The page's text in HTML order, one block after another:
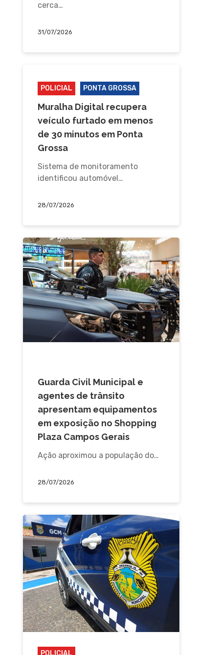
cerca…
31/07/2026
POLICIAL PONTA GROSSA
Muralha Digital recupera
veículo furtado em menos
de 30 minutos em Ponta
Grossa
Sistema de monitoramento
identificou automóvel…
28/07/2026
Guarda Civil Municipal e
agentes de trânsito
apresentam equipamentos
em exposição no Shopping
Plaza Campos Gerais
Ação aproximou a população do…
28/07/2026
POLICIAL